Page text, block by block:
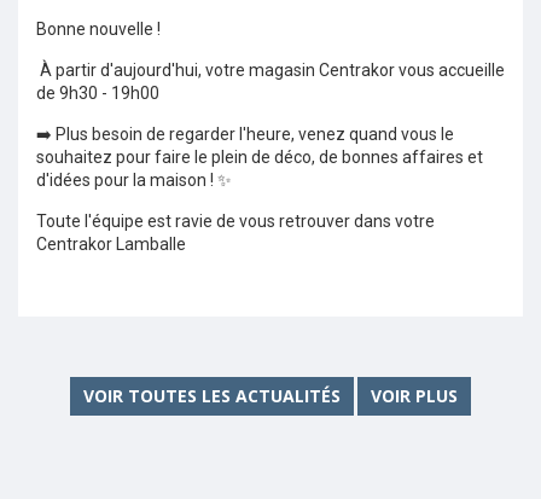
Bonne nouvelle !
À partir d'aujourd'hui, votre magasin Centrakor vous accueille
de 9h30 - 19h00
➡️ Plus besoin de regarder l'heure, venez quand vous le
souhaitez pour faire le plein de déco, de bonnes affaires et
d'idées pour la maison ! ✨
Toute l'équipe est ravie de vous retrouver dans votre
Centrakor Lamballe
VOIR TOUTES LES ACTUALITÉS VOIR PLUS